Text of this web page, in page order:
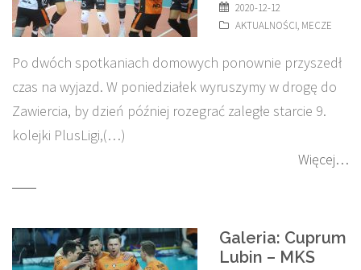
2020-12-12
AKTUALNOŚCI, MECZE
Po dwóch spotkaniach domowych ponownie przyszedł
czas na wyjazd. W poniedziałek wyruszymy w drogę do
Zawiercia, by dzień później rozegrać zaległe starcie 9.
kolejki PlusLigi,(…)
Więcej…
Galeria: Cuprum
Lubin – MKS